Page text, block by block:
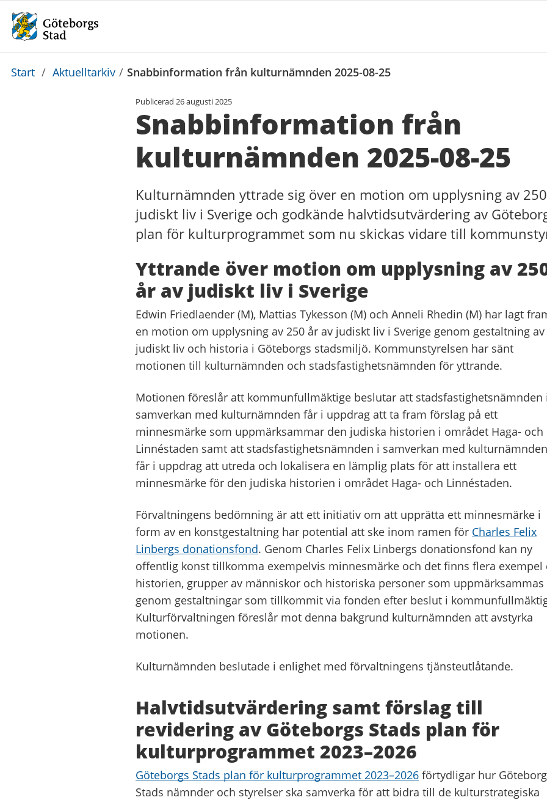
Du
Start / Aktuelltarkiv / Snabbinformation från kulturnämnden 2025-08-25
Publicerad 26 augusti 2025
Snabbinformation från
kulturnämnden 2025-08-25
Kulturnämnden yttrade sig över en motion om upplysning av
judiskt liv i Sverige och godkände halvtidsutvärdering av
plan för kulturprogrammet som nu skickas vidare till
Yttrande över motion om upplysning av
år av judiskt liv i Sverige
Edwin Friedlaender (M), Mattias Tykesson (M) och Anneli Rhedin (M) har lagt
en motion om upplysning av 250 år av judiskt liv i Sverige genom gestaltning av
judiskt liv och historia i Göteborgs stadsmiljö. Kommunstyrelsen har sänt
motionen till kulturnämnden och stadsfastighetsnämnden för yttrande.
Motionen föreslår att kommunfullmäktige beslutar att stadsfastighetsnämnden i
samverkan med kulturnämnden får i uppdrag att ta fram förslag på ett
minnesmärke som uppmärksammar den judiska historien i området Haga- och
Linnéstaden samt att stadsfastighetsnämnden i samverkan med kulturnämnden
får i uppdrag att utreda och lokalisera en lämplig plats för att installera ett
minnesmärke för den judiska historien i området Haga- och Linnéstaden.
Förvaltningens bedömning är att ett initiativ om att upprätta ett minnesmärke i
form av en konstgestaltning har potential att ske inom ramen för Charles Felix
Linbergs donationsfond. Genom Charles Felix Linbergs donationsfond kan ny
offentlig konst tillkomma exempelvis minnesmärke och det finns flera exempel
historien, grupper av människor och historiska personer som uppmärksammas
genom gestaltningar som tillkommit via fonden efter beslut i
Kulturförvaltningen föreslår mot denna bakgrund kulturnämnden att avstyrka
motionen.
Kulturnämnden beslutade i enlighet med förvaltningens tjänsteutlåtande.
Halvtidsutvärdering samt förslag till
revidering av Göteborgs Stads plan för
kulturprogrammet 2023–2026
Göteborgs Stads plan för kulturprogrammet 2023–2026 förtydligar hur
Stads nämnder och styrelser ska samverka för att bidra till de kulturstrategiska